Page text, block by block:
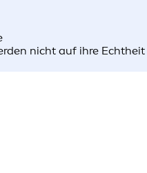
nicht auf ihre Echtheit